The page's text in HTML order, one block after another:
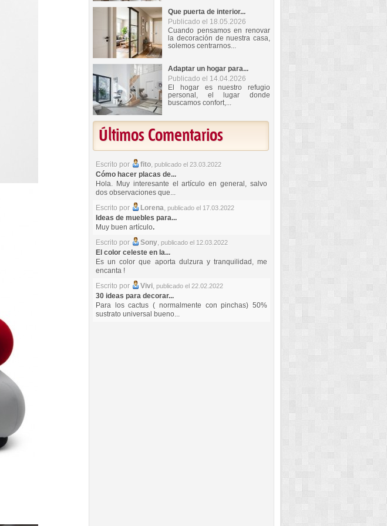
Que puerta de interior...
Publicado el 18.05.2026
Cuando pensamos en renovar
la decoración de nuestra casa,
solemos centrarnos...
Adaptar un hogar para...
Publicado el 14.04.2026
El hogar es nuestro refugio
personal, el lugar donde
buscamos confort,...
Últimos Comentarios
Escrito por fito, publicado el 23.03.2022
Cómo hacer placas de...
Hola. Muy interesante el artículo en general, salvo
dos observaciones que...
Escrito por
Lorena, publicado el 17.03.2022
Ideas de muebles para...
Muy buen artículo.
Escrito por
Sony, publicado el 12.03.2022
El color celeste en la...
Es un color que aporta dulzura y tranquilidad, me
encanta !
Escrito por
Vivi, publicado el 22.02.2022
30 ideas para decorar...
Para los cactus ( normalmente con pinchas) 50%
sustrato universal bueno...